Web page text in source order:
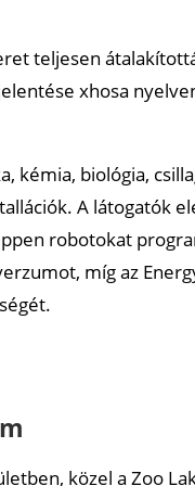
teljesen
xhosa
kémia, biológia,
A látogatók
robotokat
míg az
közel a Zoo